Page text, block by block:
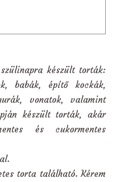
készült torták:
babák, építő kockák,
vonatok, valamint
készült torták, akár
és cukormentes
torta található. Kérem